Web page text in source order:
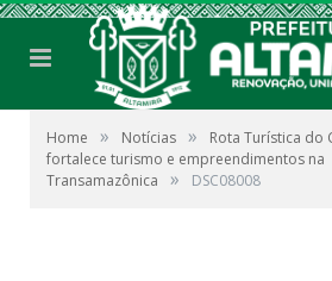
Home » Notícias »
Rota Turística do
fortalece turismo e empreendimentos na
Transamazônica
» DSC08008